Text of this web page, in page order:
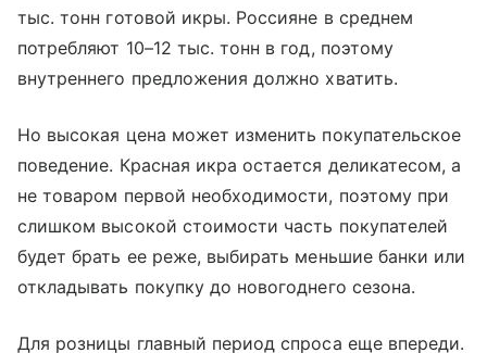
тыс. тонн готовой икры. Россияне в среднем
потребляют 10–12 тыс. тонн в год, поэтому
внутреннего предложения должно хватить.
Но высокая цена может изменить покупательское
поведение. Красная икра остается деликатесом, а
не товаром первой необходимости, поэтому при
слишком высокой стоимости часть покупателей
будет брать ее реже, выбирать меньшие банки или
откладывать покупку до новогоднего сезона.
Для розницы главный период спроса еще впереди.